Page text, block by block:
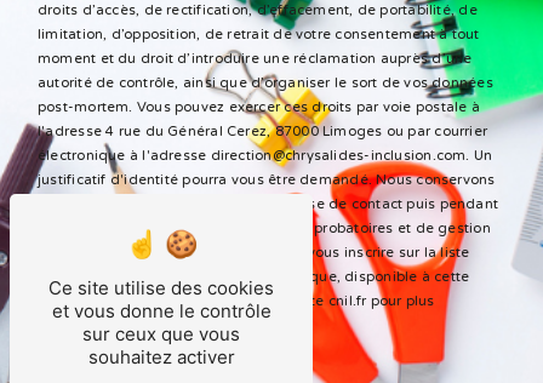
droits d’accès, de rectification, d’effacement, de portabilité, de
limitation, d’opposition, de retrait de votre consentement à tout
moment et du droit d’introduire une réclamation auprès d’une
autorité de contrôle, ainsi que d’organiser le sort de vos données
post-mortem. Vous pouvez exercer ces droits par voie postale à
l'adresse 4 rue du Général Cerez, 87000 Limoges ou par courrier
électronique à l'adresse direction@chrysalides-inclusion.com. Un
justificatif d'identité pourra vous être demandé. Nous conservons
vos données pendant la période de prise de contact puis pendant
la durée de prescription légale aux fins probatoires et de gestion
des contentieux. Vous avez le droit de vous inscrire sur la liste
d'opposition au démarchage téléphonique, disponible à cette
adresse: Bloctel.gouv.fr
. Consultez le site cnil.fr pour plus
Ce site utilise des cookies
et vous donne le contrôle
sur ceux que vous
souhaitez activer